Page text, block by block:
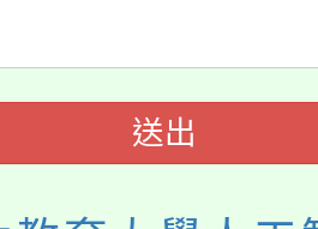
習活教案入校路
農教育專業人
送出